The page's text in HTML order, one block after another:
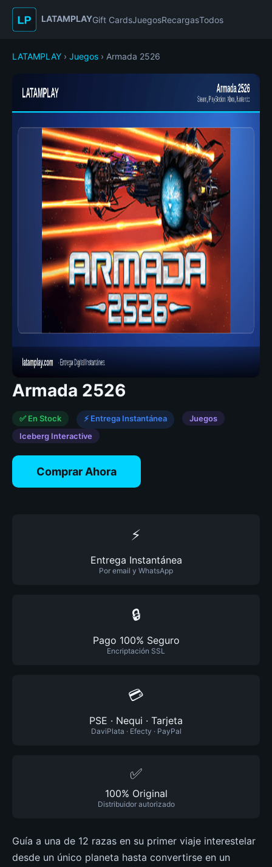
LATAMPLAYGift CardsJuegosRecargasTodos
LATAMPLAY › Juegos › Armada 2526
Armada 2526
✅ En Stock ⚡ Entrega Instantánea
Juegos
Iceberg Interactive
Comprar Ahora
⚡
Entrega Instantánea
Por email y WhatsApp
🔒
Pago 100% Seguro
Encriptación SSL
💳
PSE · Nequi · Tarjeta
DaviPlata · Efecty · PayPal
✅
100% Original
Distribuidor autorizado
Guía a una de 12 razas en su primer viaje interestelar
desde un único planeta hasta convertirse en un